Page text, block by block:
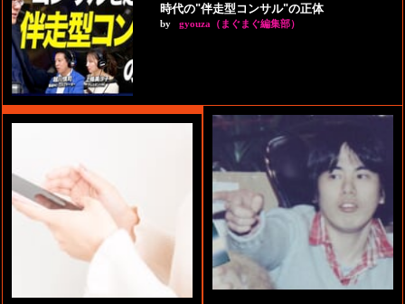
時代の"伴走型コンサル"の正体
by gyouza（まぐまぐ編集部）